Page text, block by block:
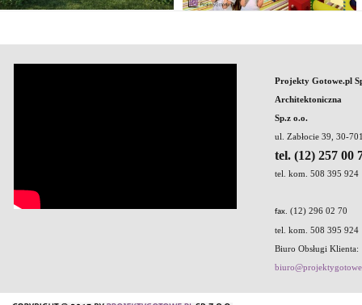
Projekty Gotowe.pl
Architektoniczna
Sp.z o.o.
ul. Zabłocie 39, 30-
tel. (12) 257 00
tel. kom. 508 395 924
fax . (12) 296 02 70
tel. kom. 508 395 924
Biuro Obsługi Klienta: